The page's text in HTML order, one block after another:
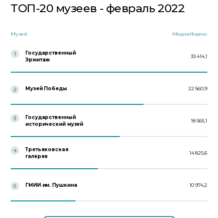
ТОП-20 музеев - февраль 2022
Музей МедиаИндекс
1
Государственный
Эрмитаж
33 414,1
2 Музей Победы 22 560,9
3
Государственный
исторический музей
18 565,1
4
Третьяковская
галерея
14 825,6
5 ГМИИ им. Пушкина 10 974,2